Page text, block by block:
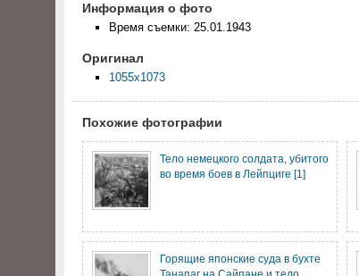
Информация о фото
Время съемки: 25.01.1943
Оригинал
1055x1073
Похожие фотографии
Тело немецкого солдата, убитого
во время боев в Лейпциге [1]
Горящие японские суда в бухте